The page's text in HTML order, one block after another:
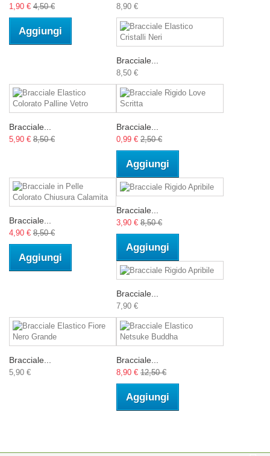
1,90 € 4,50 €
Aggiungi
8,90 €
Bracciale...
8,50 €
Bracciale...
5,90 € 8,50 €
Bracciale...
0,99 € 2,50 €
Aggiungi
Bracciale...
4,90 € 8,50 €
Aggiungi
Bracciale...
3,90 € 8,50 €
Aggiungi
Bracciale...
7,90 €
Bracciale...
5,90 €
Bracciale...
8,90 € 12,50 €
Aggiungi